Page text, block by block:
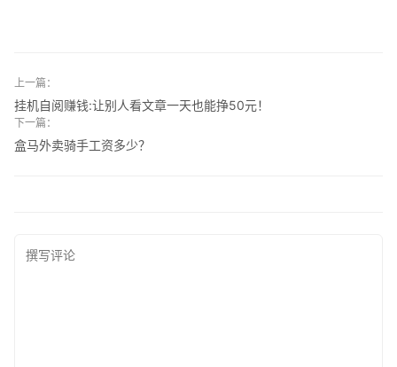
上一篇：
挂机自阅赚钱:让别人看文章一天也能挣50元！
下一篇：
盒马外卖骑手工资多少？